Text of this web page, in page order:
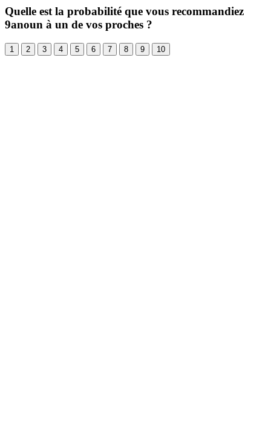
Quelle est la probabilité que vous recommandiez
9anoun à un de vos proches ?
1 2 3 4 5 6 7 8 9 10